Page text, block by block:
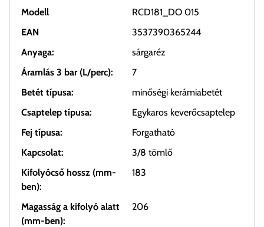
Modell
RCD181_DO 015
EAN
3537390365244
Anyaga:
sárgaréz
Áramlás 3 bar (L/perc):
7
Betét típusa:
minőségi kerámiabetét
Csaptelep típusa:
Egykaros keverőcsaptelep
Fej típusa:
Forgatható
Kapcsolat:
3/8 tömlő
Kifolyócső hossz (mm-
ben):
183
Magasság a kifolyó alatt
(mm-ben):
206